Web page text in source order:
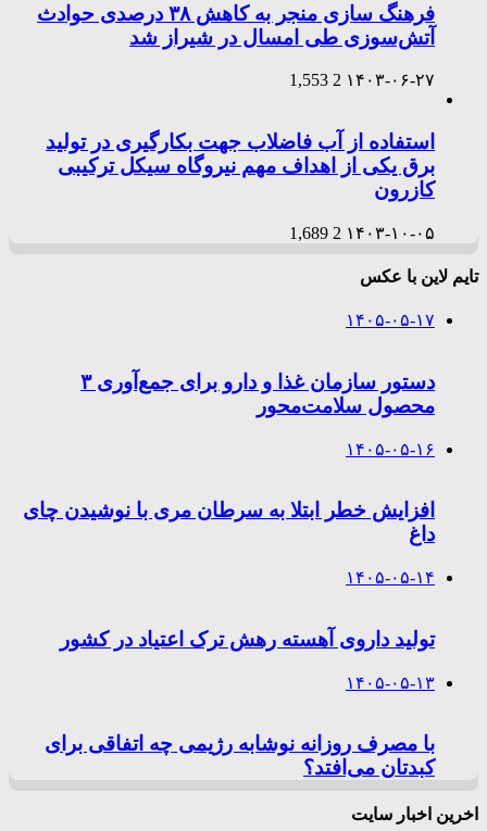
فرهنگ سازی منجر به کاهش ۳۸ درصدی حوادث
آتش‌سوزی طی امسال در شیراز شد
۱۴۰۳-۰۶-۲۷ 2
1,553
استفاده از آب فاضلاب جهت بکارگیری در تولید
برق یکی از اهداف مهم نیروگاه سیکل ترکیبی
کازرون
۱۴۰۳-۱۰-۰۵ 2
1,689
تایم لاین با عکس
۱۴۰۵-۰۵-۱۷
دستور سازمان غذا و دارو برای جمع‌آوری ۳
محصول سلامت‌محور
۱۴۰۵-۰۵-۱۶
افزایش خطر ابتلا به سرطان مری با نوشیدن چای
داغ
۱۴۰۵-۰۵-۱۴
تولید داروی آهسته رهش ترک اعتیاد در کشور
۱۴۰۵-۰۵-۱۳
با مصرف روزانه نوشابه رژیمی چه اتفاقی برای
کبدتان می‌افتد؟
اخرین اخبار سایت